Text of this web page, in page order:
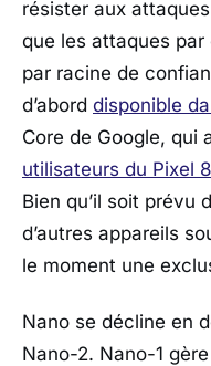
résister aux
que les attaques
par racine de
d’abord disponible
Core de Google, qui
utilisateurs du Pixel
Bien qu’il soit prévu
d’autres appareils
le moment une
Nano se décline en
Nano-2. Nano-1